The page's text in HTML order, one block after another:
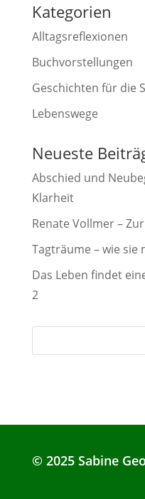
Kategorien
Alltagsreflexionen
Buchvorstellungen
Geschichten für die
Lebenswege
Neueste
Abschied und
Klarheit
Renate Vollmer –
Tagträume – wie sie
Das Leben findet
2
© 2025 Sabine